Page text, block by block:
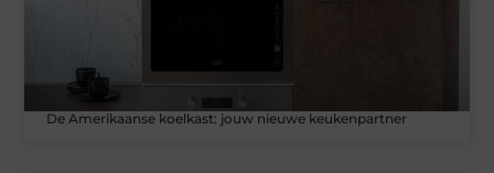
De Amerikaanse koelkast: jouw nieuwe keukenpartner